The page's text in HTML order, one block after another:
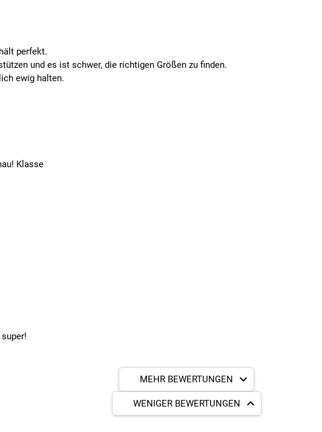
perfekt.
und es ist schwer, die richtigen Größen zu finden.
ewig halten.
Klasse
MEHR BEWERTUNGEN
WENIGER BEWERTUNGEN